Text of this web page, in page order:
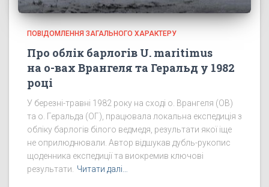
ПОВІДОМЛЕННЯ ЗАГАЛЬНОГО ХАРАКТЕРУ
Про облік барлогів U. maritimus
на о-вах Врангеля та Геральд у 1982
році
У березні-травні 1982 року на сході о. Врангеля (ОВ)
та о. Геральда (ОГ), працювала локальна експедиція з
обліку барлогів білого ведмедя, результати якої іще
не оприлюднювали. Автор відшукав дубль-рукопис
щоденника експедиції та виокремив ключові
результати.
Читати далі…